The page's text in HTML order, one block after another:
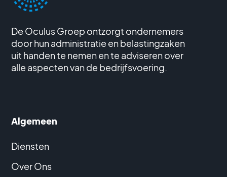
De Oculus Groep ontzorgt ondernemers
door hun administratie en belastingzaken
uit handen te nemen en te adviseren over
alle aspecten van de bedrijfsvoering.
Algemeen
Diensten
Over Ons